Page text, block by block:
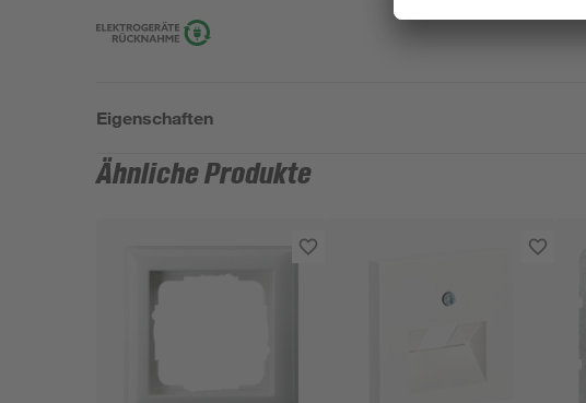
Eigenschaften
Ähnliche Produkte